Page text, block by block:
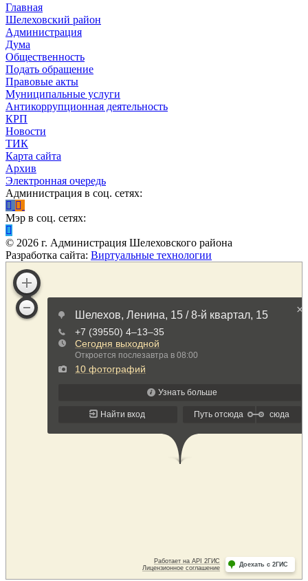
Главная
Шелеховский район
Администрация
Дума
Общественность
Подать обращение
Правовые акты
Муниципальные услуги
Антикоррупционная деятельность
КРП
Новости
ТИК
Карта сайта
Архив
Электронная очередь
Администрация в соц. сетях:
Мэр в соц. сетях:
© 2026 г. Администрация Шелеховского района
Разработка сайта: Виртуальные технологии